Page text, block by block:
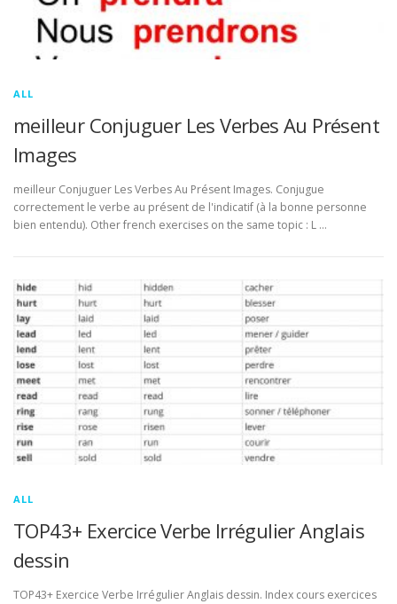
ALL
meilleur Conjuguer Les Verbes Au Présent
Images
meilleur Conjuguer Les Verbes Au Présent Images. Conjugue
correctement le verbe au présent de l'indicatif (à la bonne personne
bien entendu). Other french exercises on the same topic : L …
ALL
TOP43+ Exercice Verbe Irrégulier Anglais
dessin
TOP43+ Exercice Verbe Irrégulier Anglais dessin. Index cours exercices